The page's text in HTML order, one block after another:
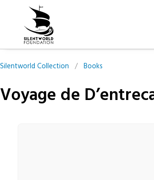
Silentworld Collection / Books
Voyage de